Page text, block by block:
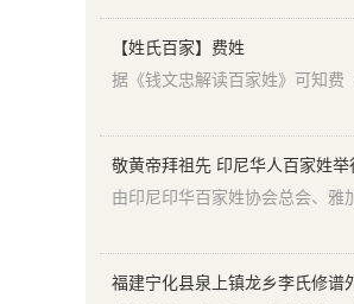
【姓氏百家】费姓
敬黄帝拜祖先 印尼华人百家姓
福建宁化县泉上镇龙乡李氏修谱